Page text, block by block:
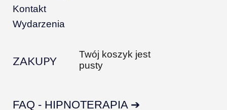
Kontakt
Wydarzenia
ZAKUPY
Twój koszyk jest
pusty
FAQ - HIPNOTERAPIA ➔